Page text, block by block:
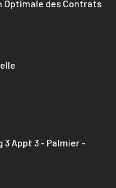
Optimale des Contrats
3 Appt 3 - Palmier -